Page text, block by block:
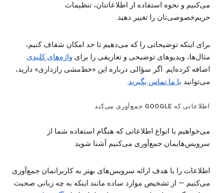
می‌کنیم و نحوه استفاده از اطلاعاتتان، تنظیمات
حریم‌خصوصی‌تان را تغییر دهید.
برای اینکه توضیحاتی را که می‌دهیم تا حد امکان شفاف ‌کنیم،
مثال‌ها، ویدیوهای توضیحی و تعاریفی را برای واژه‌های کلیدی
اضافه کرده‌ایم. اگر سؤالی درباره این «خط‌مشی رازداری» دارید،
می‌توانید با ما تماس بگیرید.
اطلاعاتی که GOOGLE جمع‌آوری می‌کند
می‌خواهیم با انواع اطلاعاتی که هنگام استفاده شما از
سرویس‌هایمان جمع‌آوری می‌کنیم آشنا شوید
اطلاعات را با هدف ارائه سرویس‌های بهتر به کاربرانمان جمع‌آوری
می‌کنیم — از تشخیص موارد ساده مانند اینکه به چه زبانی صحبت